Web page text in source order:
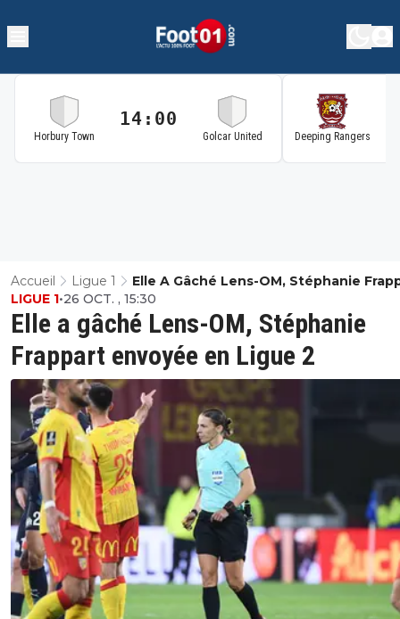
Horbury Town
14:00
Golcar United Deeping Rangers
Accueil Ligue 1
Elle A Gâché Lens-OM, Stéphanie
Envoyée En Ligue 2
Elle a gâché Lens-OM, Stéphanie
Frappart envoyée en Ligue 2
LIGUE 1•26 OCT. , 15:30